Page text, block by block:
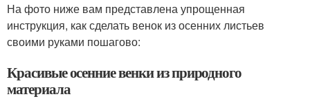
На фото ниже вам представлена упрощенная
инструкция, как сделать венок из осенних листьев
своими руками пошагово:
Красивые осенние венки из природного
материала